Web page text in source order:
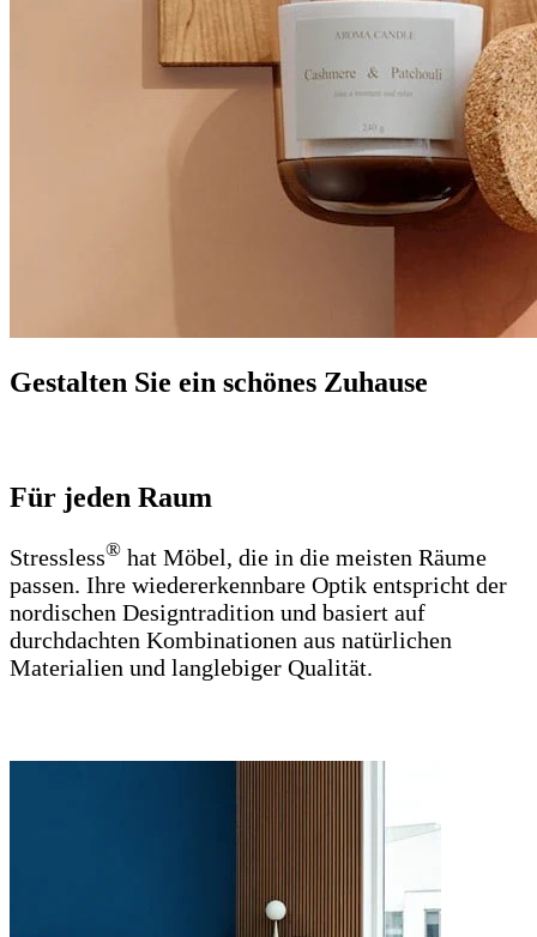
Gestalten Sie ein schönes Zuhause
Für jeden Raum
Stressless® hat Möbel, die in die meisten Räume
passen. Ihre wiedererkennbare Optik entspricht der
nordischen Designtradition und basiert auf
durchdachten Kombinationen aus natürlichen
Materialien und langlebiger Qualität.